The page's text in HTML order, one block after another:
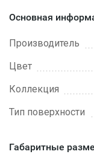
Основная
Производитель
Цвет
Коллекция
Тип поверхности
Габаритные